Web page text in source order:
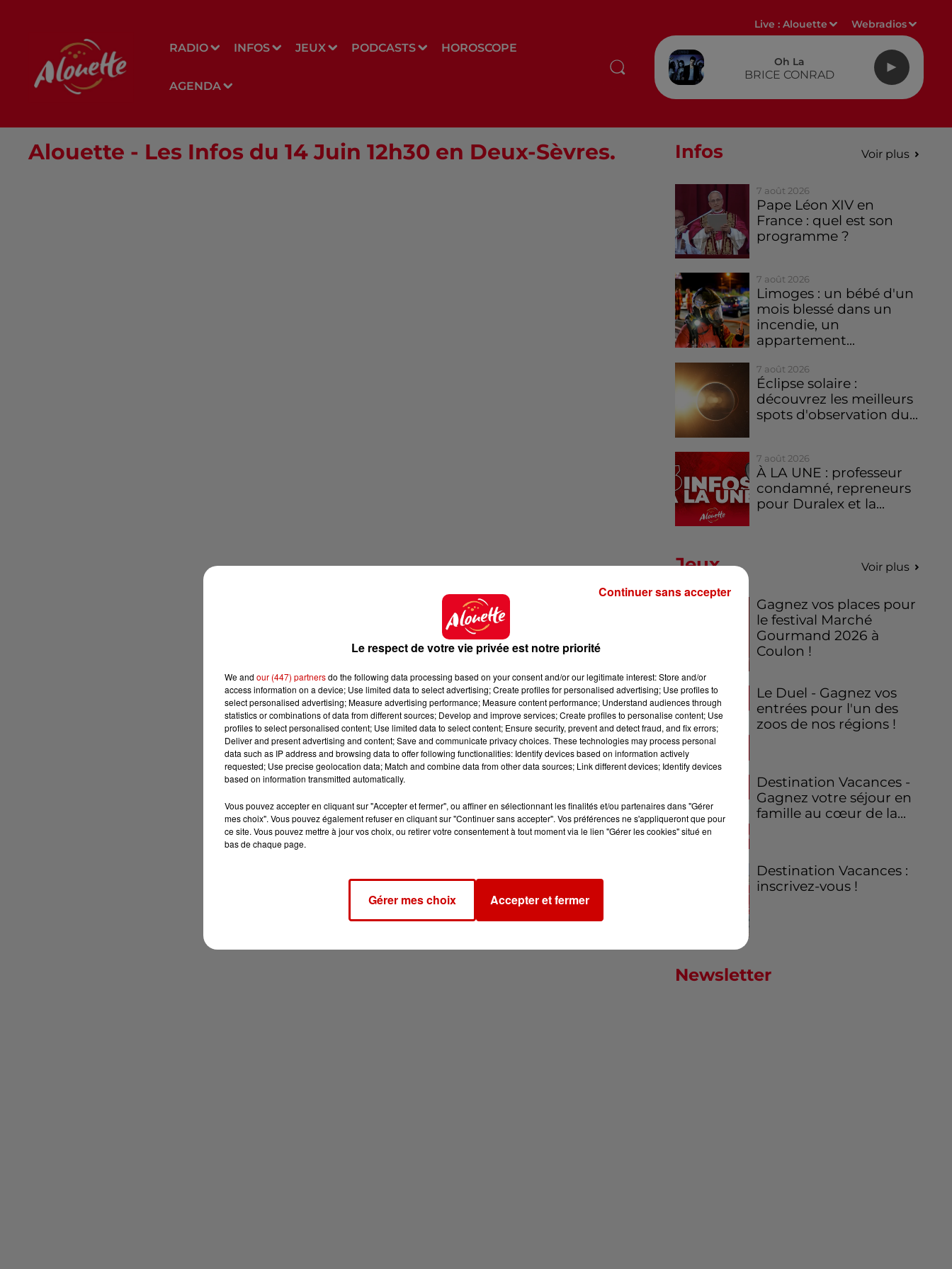
RADIO INFOS JEUX PODCASTS HOROSCOPE
AGENDA
Live :Alouette Webradios
Oh La
BRICE CONRAD
Alouette - Les Infos du 14 Juin 12h30 en Deux-Sèvres. Infos Voir plus
7 août 2026
Pape Léon XIV en
France : quel est son
programme ?
7 août 2026
Limoges : un bébé d'un
mois blessé dans un
incendie, un
appartement...
7 août 2026
Éclipse solaire :
découvrez les meilleurs
spots d'observation du...
7 août 2026
À LA UNE : professeur
condamné, repreneurs
pour Duralex et la...
Jeux Voir plus
Gagnez vos places pour
le festival Marché
Gourmand 2026 à
Coulon !
Le Duel - Gagnez vos
entrées pour l'un des
zoos de nos régions !
Destination Vacances -
Gagnez votre séjour en
famille au cœur de la...
Destination Vacances :
inscrivez-vous !
Newsletter
Le respect de votre vie privée est notre priorité
We and our (447) partnersdo the following data processing based on your consent and/or our legitimate interest: Store and/or
access information on a device; Use limited data to select advertising; Create profiles for personalised advertising; Use profiles to
select personalised advertising; Measure advertising performance; Measure content performance; Understand audiences through
statistics or combinations of data from different sources; Develop and improve services; Create profiles to personalise content; Use
profiles to select personalised content; Use limited data to select content; Ensure security, prevent and detect fraud, and fix errors;
Deliver and present advertising and content; Save and communicate privacy choices. These technologies may process personal
data such as IP address and browsing data to offer following functionalities: Identify devices based on information actively
requested; Use precise geolocation data; Match and combine data from other data sources; Link different devices; Identify devices
based on information transmitted automatically.
Vous pouvez accepter en cliquant sur "Accepter et fermer", ou affiner en sélectionnant les finalités et/ou partenaires dans "Gérer
mes choix". Vous pouvez également refuser en cliquant sur "Continuer sans accepter". Vos préférences ne s'appliqueront que pour
ce site. Vous pouvez mettre à jour vos choix, ou retirer votre consentement à tout moment via le lien "Gérer les cookies" situé en
bas de chaque page.
Gérer mes choix Accepter et fermer
Continuer sans accepter